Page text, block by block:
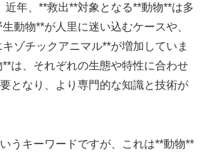
近年、**救出**対象となる**動物**は多
動物**が人里に迷い込むケースや、
ゾチックアニマル**が増加していま
は、それぞれの生態や特性に合わせ
となり、より専門的な知識と技術が
うキーワードですが、これは**動物**